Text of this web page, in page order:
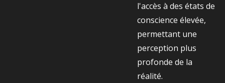
l'accès à des états de
conscience élevée,
permettant une
perception plus
profonde de la
réalité.